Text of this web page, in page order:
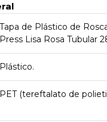
Tapa de Plástico de
Press Lisa Rosa Tubular
Plástico.
PET (tereftalato de